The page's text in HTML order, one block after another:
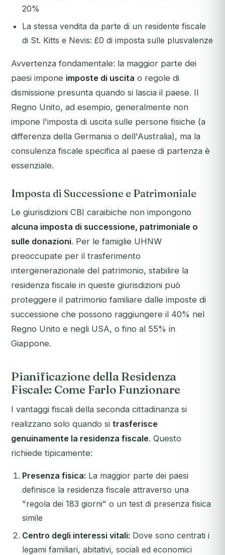
20%
La stessa vendita da parte di un residente fiscale
di St. Kitts e Nevis: £0 di imposta sulle plusvalenze
Avvertenza fondamentale: la maggior parte dei
paesi impone imposte di uscita o regole di
dismissione presunta quando si lascia il paese. Il
Regno Unito, ad esempio, generalmente non
impone l'imposta di uscita sulle persone fisiche (a
differenza della Germania o dell'Australia), ma la
consulenza fiscale specifica al paese di partenza è
essenziale.
Imposta di Successione e Patrimoniale
Le giurisdizioni CBI caraibiche non impongono
alcuna imposta di successione, patrimoniale o
sulle donazioni. Per le famiglie UHNW
preoccupate per il trasferimento
intergenerazionale del patrimonio, stabilire la
residenza fiscale in queste giurisdizioni può
proteggere il patrimonio familiare dalle imposte di
successione che possono raggiungere il 40% nel
Regno Unito e negli USA, o fino al 55% in
Giappone.
Pianificazione della Residenza
Fiscale: Come Farlo Funzionare
I vantaggi fiscali della seconda cittadinanza si
realizzano solo quando si trasferisce
genuinamente la residenza fiscale. Questo
richiede tipicamente:
Presenza fisica: La maggior parte dei paesi
definisce la residenza fiscale attraverso una
"regola dei 183 giorni" o un test di presenza fisica
simile
Centro degli interessi vitali: Dove sono centrati i
legami familiari, abitativi, sociali ed economici